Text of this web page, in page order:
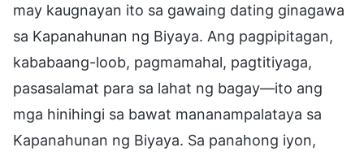
may kaugnayan ito sa gawaing dating ginagawa
sa Kapanahunan ng Biyaya. Ang pagpipitagan,
kababaang-loob, pagmamahal, pagtitiyaga,
pasasalamat para sa lahat ng bagay—ito ang
mga hinihingi sa bawat mananampalataya sa
Kapanahunan ng Biyaya. Sa panahong iyon,